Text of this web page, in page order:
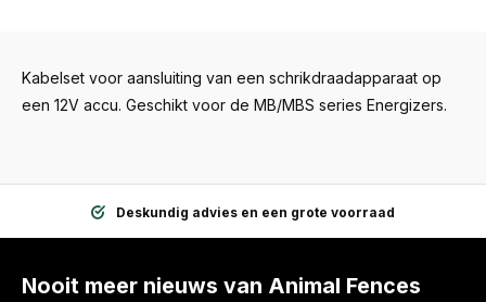
Kabelset voor aansluiting van een schrikdraadapparaat op
een 12V accu. Geschikt voor de MB/MBS series Energizers.
Deskundig advies en een grote voorraad
Nooit meer nieuws van Animal Fences